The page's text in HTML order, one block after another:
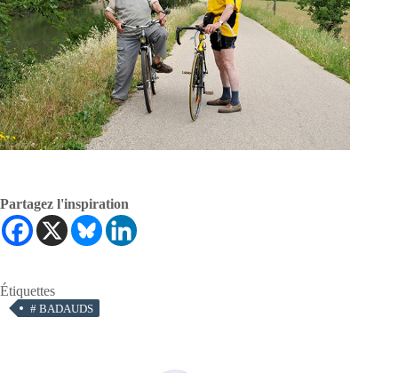
Partagez l'inspiration
Étiquettes
# BADAUDS